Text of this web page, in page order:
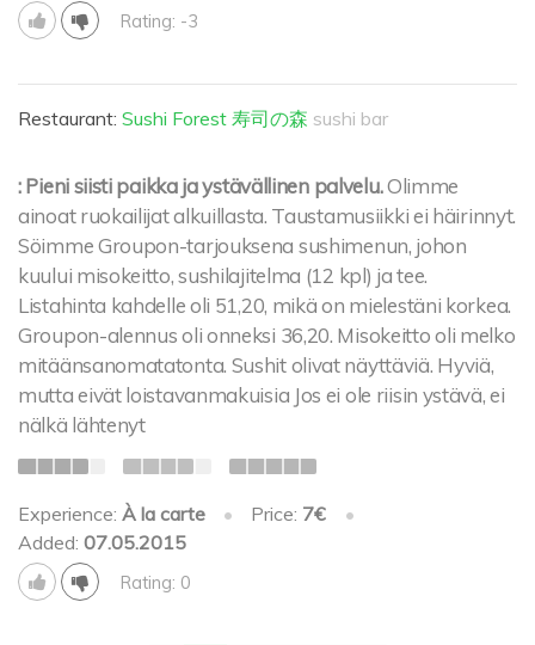
Rating: -3
Restaurant: Sushi Forest 寿司の森 sushi bar
: Pieni siisti paikka ja ystävällinen palvelu.Olimme
ainoat ruokailijat alkuillasta. Taustamusiikki ei häirinnyt.
Söimme Groupon-tarjouksena sushimenun, johon
kuului misokeitto, sushilajitelma (12 kpl) ja tee.
Listahinta kahdelle oli 51,20, mikä on mielestäni korkea.
Groupon-alennus oli onneksi 36,20. Misokeitto oli melko
mitäänsanomatatonta. Sushit olivat näyttäviä. Hyviä,
mutta eivät loistavanmakuisia Jos ei ole riisin ystävä, ei
nälkä lähtenyt
Experience: À la carte • Price: 7€
•
Added: 07.05.2015
Rating: 0